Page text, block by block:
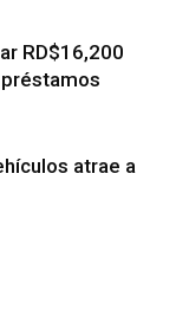
RD$16,200
atrae a